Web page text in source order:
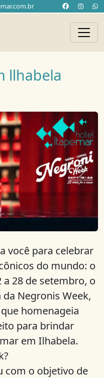
llhabela
você para celebrar
do mundo: o
a 28 de setembro, o
Negronis Week,
homenageia
para brindar
em Ilhabela.
com o objetivo de